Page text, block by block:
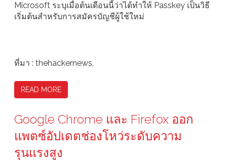
Microsoft ระบุเมื่อต้นเดือนนี้ว่าได้ทำให้ Passkey เป็นวิธี
เริ่มต้นสำหรับการสมัครบัญชีผู้ใช้ใหม่
ที่มา : thehackernews.
READ MORE
Google Chrome และ Firefox ออก
แพตซ์อัปเดตช่องโหว่ระดับความ
รุนแรงสูง